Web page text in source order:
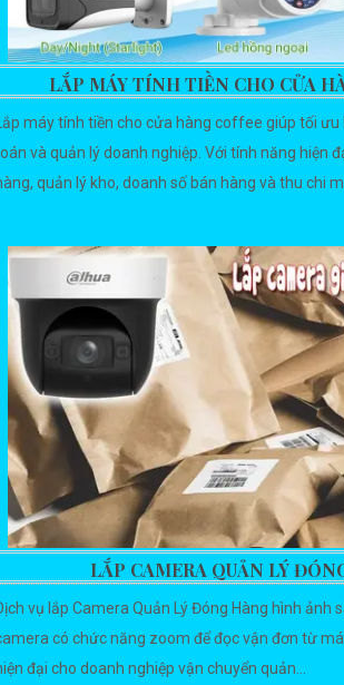
LẮP MÁY TÍNH TIỀN CHO CỬA
máy tính tiền cho cửa hàng coffee giúp tối
và quản lý doanh nghiệp. Với tính năng hiện
quản lý kho, doanh số bán hàng và thu chi
LẮP CAMERA QUẢN LÝ
vụ lắp Camera Quản Lý Đóng Hàng hình ảnh
có chức năng zoom để đọc vận đơn từ
đại cho doanh nghiệp vận chuyển quản...